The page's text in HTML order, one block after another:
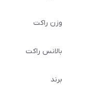
وزن راکت
بالانس راکت
برند